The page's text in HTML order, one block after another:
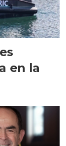
en la